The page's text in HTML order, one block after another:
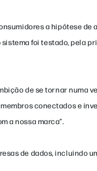
a hipótese
foi testado, pela
de se tornar numa
conectados e
a nossa marca”.
de dados, incluindo